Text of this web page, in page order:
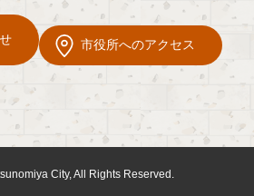
市役所へのアクセス
City, All Rights Reserved.